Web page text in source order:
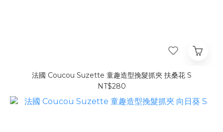
法國 Coucou Suzette 童趣造型挽髮抓夾 扶桑花 S
NT$280